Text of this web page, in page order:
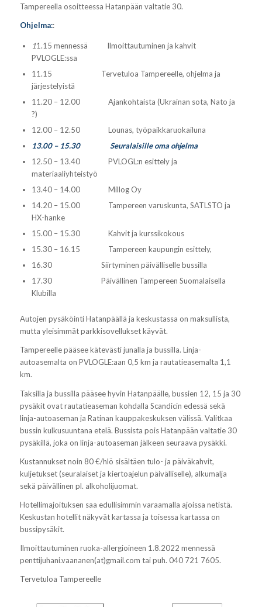
Tampereella osoitteessa Hatanpään valtatie 30.
Ohjelma::
11.15 mennessä Ilmoittautuminen ja kahvit
PVLOGLE:ssa
11.15 Tervetuloa Tampereelle, ohjelma ja
järjestelyistä
11.20 – 12.00 Ajankohtaista (Ukrainan sota, Nato ja
?)
12.00 – 12.50 Lounas, työpaikkaruokailuna
13.00 – 15.30 Seuralaisille oma ohjelma
12.50 – 13.40 PVLOGL:n esittely ja
materiaaliyhteistyö
13.40 – 14.00 Millog Oy
14.20 – 15.00 Tampereen varuskunta, SATLSTO ja
HX-hanke
15.00 – 15.30 Kahvit ja kurssikokous
15.30 – 16.15 Tampereen kaupungin esittely,
16.30 Siirtyminen päivälliselle bussilla
17.30 Päivällinen Tampereen Suomalaisella
Klubilla
Autojen pysäköinti Hatanpäällä ja keskustassa on maksullista,
mutta yleisimmät parkkisovellukset käyvät.
Tampereelle pääsee kätevästi junalla ja bussilla. Linja-
autoasemalta on PVLOGLE:aan 0,5 km ja rautatieasemalta 1,1
km.
Taksilla ja bussilla pääsee hyvin Hatanpäälle, bussien 12, 15 ja 30
pysäkit ovat rautatieaseman kohdalla Scandicin edessä sekä
linja-autoaseman ja Ratinan kauppakeskuksen välissä. Valitkaa
bussin kulkusuuntana etelä. Bussista pois Hatanpään valtatie 30
pysäkillä, joka on linja-autoaseman jälkeen seuraava pysäkki.
Kustannukset noin 80 €/hlö sisältäen tulo- ja päiväkahvit,
kuljetukset (seuralaiset ja kiertoajelun päivälliselle), alkumalja
sekä päivällinen pl. alkoholijuomat.
Hotellimajoituksen saa edullisimmin varaamalla ajoissa netistä.
Keskustan hotellit näkyvät kartassa ja toisessa kartassa on
bussipysäkit.
Ilmoittautuminen ruoka-allergioineen 1.8.2022 mennessä
penttijuhani.vaananen(at)gmail.com tai puh. 040 721 7605.
Tervetuloa Tampereelle